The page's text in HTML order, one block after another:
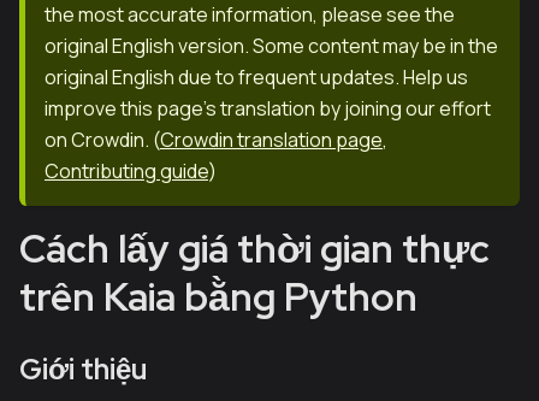
the most accurate information, please see the
original English version. Some content may be in the
original English due to frequent updates. Help us
improve this page's translation by joining our effort
on Crowdin. (Crowdin translation page,
Contributing guide)
Cách lấy giá thời gian thực
trên Kaia bằng Python
Giới thiệu